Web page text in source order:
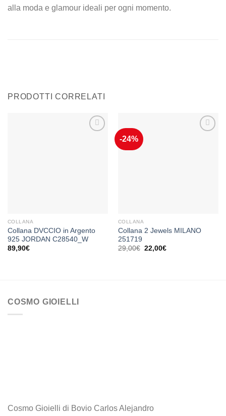
alla moda e glamour ideali per ogni momento.
PRODOTTI CORRELATI
COLLANA
Collana DVCCIO in Argento
925 JORDAN C28540_W
89,90€
-24%
COLLANA
Collana 2 Jewels MILANO
251719
29,00€ Il
22,00€Il
COSMO GIOIELLI
Cosmo Gioielli di Bovio Carlos Alejandro